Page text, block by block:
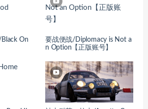
On
要战便战/Diplomacy is Not a
n Option【正版账号】